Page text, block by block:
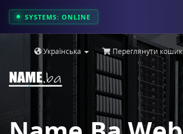
SYSTEMS: ONLINE
Українська Переглянути кошик